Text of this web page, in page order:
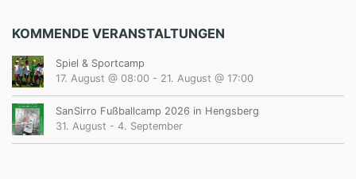
KOMMENDE VERANSTALTUNGEN
Spiel & Sportcamp
17. August @ 08:00 - 21. August @ 17:00
SanSirro Fußballcamp 2026 in Hengsberg
31. August - 4. September